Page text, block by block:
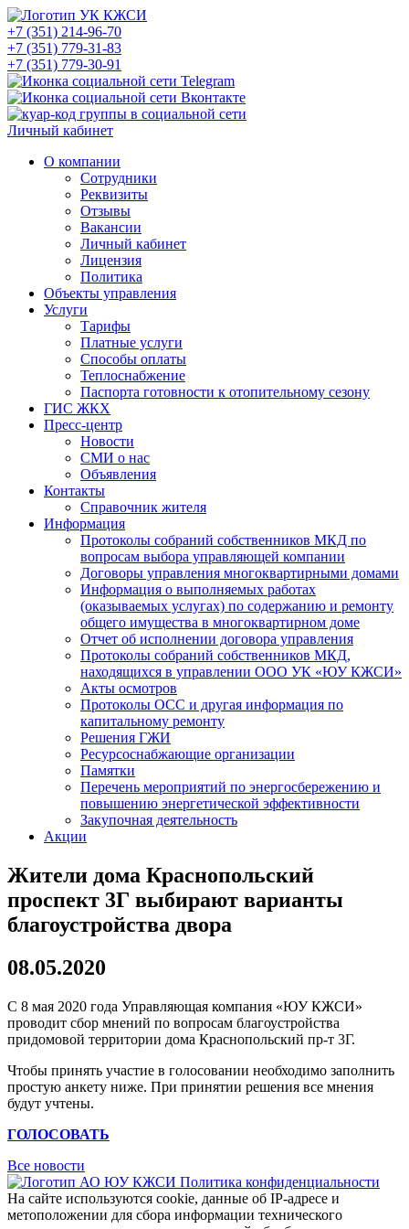
+7 (351) 214-96-70
+7 (351) 779-31-83
+7 (351) 779-30-91
Личный кабинет
О компании
Сотрудники
Реквизиты
Отзывы
Вакансии
Личный кабинет
Лицензия
Политика
Объекты управления
Услуги
Тарифы
Платные услуги
Способы оплаты
Теплоснабжение
Паспорта готовности к отопительному сезону
ГИС ЖКХ
Пресс-центр
Новости
СМИ о нас
Объявления
Контакты
Справочник жителя
Информация
Протоколы собраний собственников МКД по
вопросам выбора управляющей компании
Договоры управления многоквартирными домами
Информация о выполняемых работах
(оказываемых услугах) по содержанию и ремонту
общего имущества в многоквартирном доме
Отчет об исполнении договора управления
Протоколы собраний собственников МКД,
находящихся в управлении ООО УК «ЮУ КЖСИ»
Акты осмотров
Протоколы ОСС и другая информация по
капитальному ремонту
Решения ГЖИ
Ресурсоснабжающие организации
Памятки
Перечень мероприятий по энергосбережению и
повышению энергетической эффективности
Закупочная деятельность
Акции
Жители дома Краснопольский
проспект 3Г выбирают варианты
благоустройства двора
08.05.2020
С 8 мая 2020 года Управляющая компания «ЮУ КЖСИ»
проводит сбор мнений по вопросам благоустройства
придомовой территории дома Краснопольский пр-т 3Г.
Чтобы принять участие в голосовании необходимо заполнить
простую анкету ниже. При принятии решения все мнения
будут учтены.
ГОЛОСОВАТЬ
Все новости
Политика конфиденциальности
На сайте используются cookie, данные об IP-адресе и
метоположении для сбора информации технического